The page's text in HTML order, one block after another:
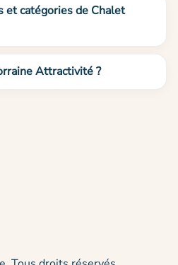
et catégories de Chalet
Attractivité ?